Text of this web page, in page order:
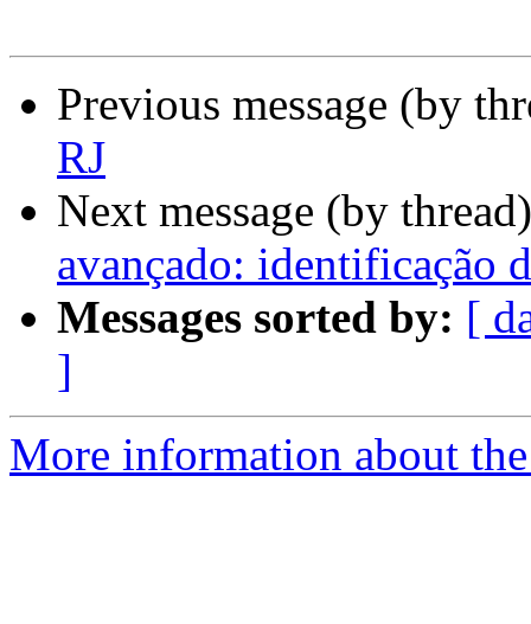
Previous message (by
RJ
Next message (by
avançado: identificação
Messages sorted by: [
]
More information about